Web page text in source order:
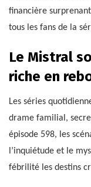
financière
tous les fans de la
Le Mistral
riche en
Les séries
drame familial,
épisode 598, les
l’inquiétude et le
fébrilité les destins